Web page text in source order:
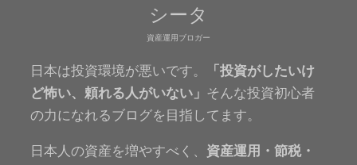
シータ
資産運用ブロガー
日本は投資環境が悪いです。
「投資がしたいけ
ど怖い、頼れる人がいない」 そんな投資初心者
の力になれるブログを目指してます。
日本人の資産を増やすべく、 資産運用・節税・